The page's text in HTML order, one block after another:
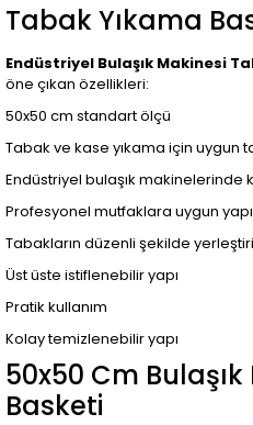
Tabak Yıkama
Endüstriyel Bulaşık Makinesi
öne çıkan özellikleri:
50x50 cm standart ölçü
Tabak ve kase yıkama için uygun
Endüstriyel bulaşık makinelerinde
Profesyonel mutfaklara uygun yapı
Tabakların düzenli şekilde
Üst üste istiflenebilir yapı
Pratik kullanım
Kolay temizlenebilir yapı
50x50 Cm
Basketi